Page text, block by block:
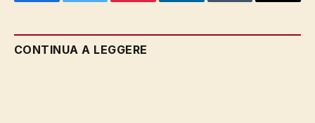
CONTINUA A LEGGERE